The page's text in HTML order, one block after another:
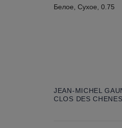
Белое, Сухое, 0.75
JEAN-MICHEL
CLOS DES CHENES